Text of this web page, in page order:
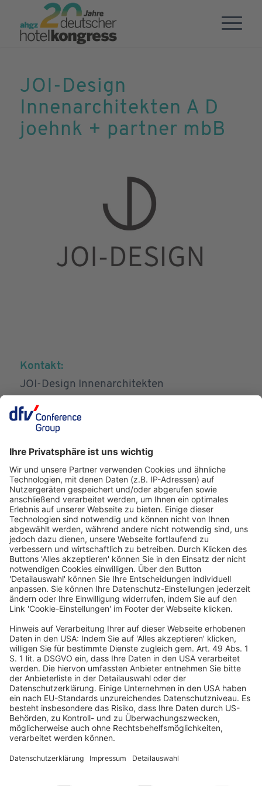
JOI-Design
Innenarchitekten A D
joehnk + partner mbB
Kontakt:
JOI-Design Innenarchitekten
A D joehnk + partner mbB
Bebelallee 141
Telefon:+49 40-68 94 21 0
E-Mail:info@JOI-Design.com
Website:www.JOI-Design.com
Deutscher Hotelkongress
19./20. April 2027
Kap Europa
Frankfurt